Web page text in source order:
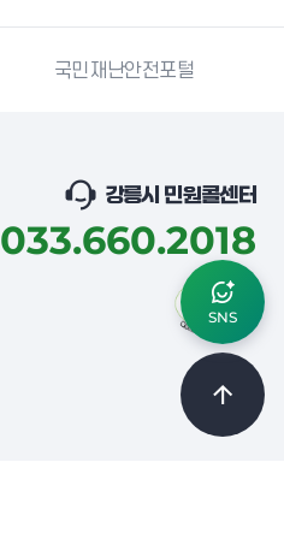
국민재난안전포털
강릉시 민원콜센터
033.660.2018
SNS